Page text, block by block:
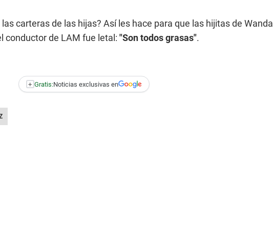
carteras de las hijas? Así les hace para que las hijitas de Wanda
conductor de LAM fue letal: "Son todos grasas".
+ Gratis:Noticias exclusivas en